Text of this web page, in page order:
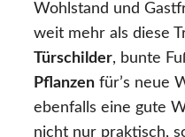
Wohlstand und
weit mehr als diese
Türschilder, bunte
Pflanzen für’s neue
ebenfalls eine gute
nicht nur praktisch,